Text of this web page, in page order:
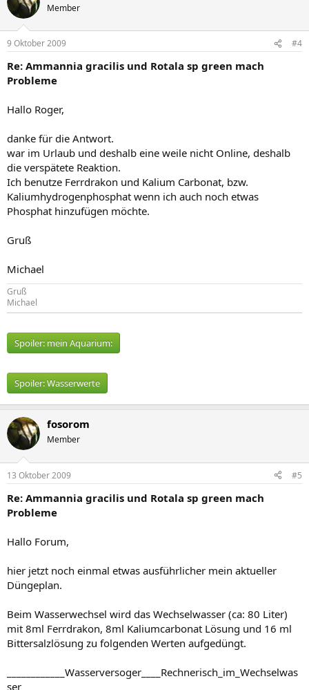
Member
9 Oktober 2009 #4
Re: Ammannia gracilis und Rotala sp green mach
Probleme
Hallo Roger,
danke für die Antwort.
war im Urlaub und deshalb eine weile nicht Online, deshalb
die verspätete Reaktion.
Ich benutze Ferrdrakon und Kalium Carbonat, bzw.
Kaliumhydrogenphosphat wenn ich auch noch etwas
Phosphat hinzufügen möchte.
Gruß
Michael
Gruß
Michael
Spoiler: mein Aquarium:
Spoiler:Wasserwerte
fosorom
Member
13 Oktober 2009 #5
Re: Ammannia gracilis und Rotala sp green mach
Probleme
Hallo Forum,
hier jetzt noch einmal etwas ausführlicher mein aktueller
Düngeplan.
Beim Wasserwechsel wird das Wechselwasser (ca: 80 Liter)
mit 8ml Ferrdrakon, 8ml Kaliumcarbonat Lösung und 16 ml
Bittersalzlösung zu folgenden Werten aufgedüngt.
____________Wasserversoger____Rechnerisch_im_Wechselwas
ser